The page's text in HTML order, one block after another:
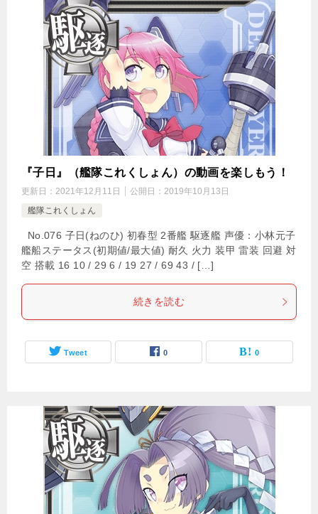
『子日』（艦隊これくしょん）の動画を楽しもう！
更新日： 2021年12月11日 公開日： 2019年10月13日
艦隊これくしょん
No.076 子日(ねのひ) 初春型 2番艦 駆逐艦 声優：小林元子
艦船ステータス(初期値/最大値) 耐久 火力 装甲 雷装 回避 対
空 搭載 16 10 / 29 6 / 19 27 / 69 43 / […]
続きを読む
Tweet 0 0